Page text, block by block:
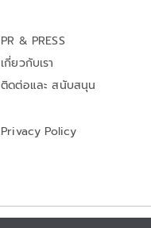
PR & PRESS
เกี่ยวกับเรา
ติดต่อและ สนับสนุน
Privacy Policy